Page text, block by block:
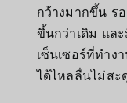
กว้างมากขึ้น ร
ขึ้นกว่าเดิม แล
เซ็นเซอร์ที่ทำง
ได้ไหลลื่นไม่สะ